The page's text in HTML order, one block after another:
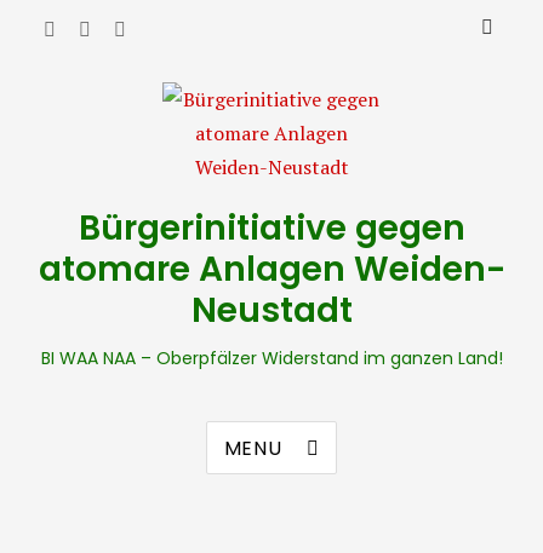
Bürgerinitiative gegen
atomare Anlagen Weiden-
Neustadt
BI WAA NAA – Oberpfälzer Widerstand im ganzen Land!
MENU